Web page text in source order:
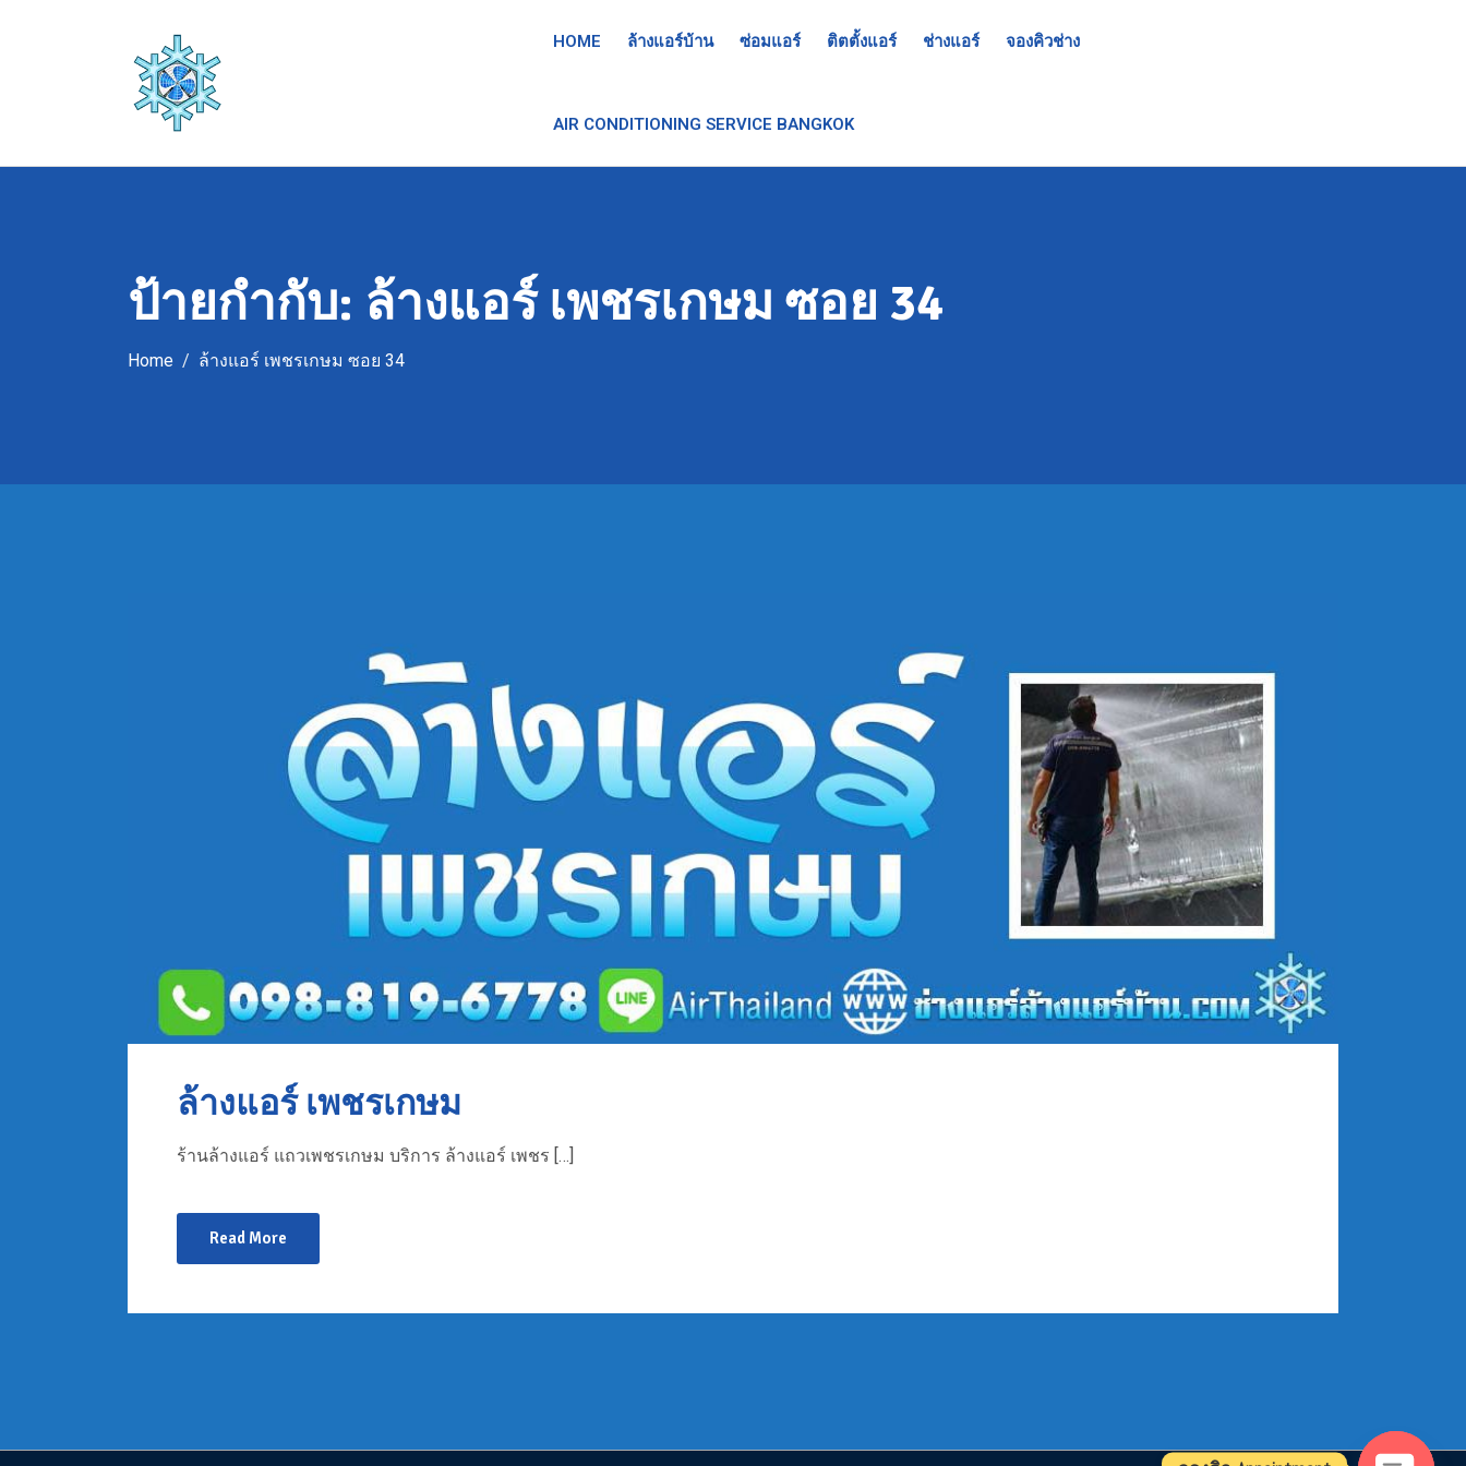
HOME ล้างแอร์บ้าน ซ่อมแอร์ ติตตั้งแอร์ ช่างแอร์ จองคิวช่าง
AIR CONDITIONING SERVICE BANGKOK
ป้ายกำกับ: ล้างแอร์ เพชรเกษม ซอย 34
Home ล้างแอร์ เพชรเกษม ซอย 34
ล้างแอร์ เพชรเกษม
ร้านล้างแอร์ แถวเพชรเกษม บริการ ล้างแอร์ เพชร […]
Read More